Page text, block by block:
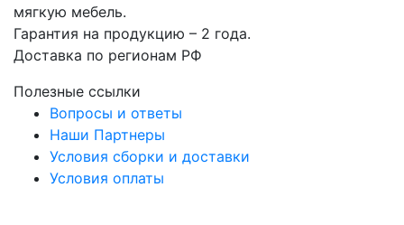
мягкую мебель.
Гарантия на продукцию – 2 года.
Доставка по регионам РФ
Полезные ссылки
Вопросы и ответы
Наши Партнеры
Условия сборки и доставки
Условия оплаты